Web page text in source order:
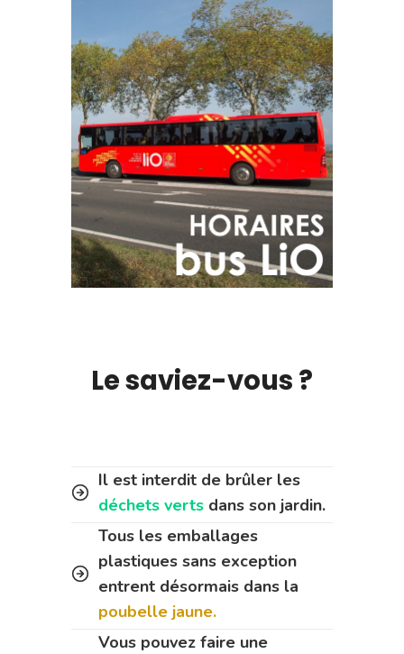
Le saviez-vous ?
Il est interdit de brûler les
déchets verts dans son jardin.
Tous les emballages
plastiques sans exception
entrent désormais dans la
poubelle jaune.
Vous pouvez faire une